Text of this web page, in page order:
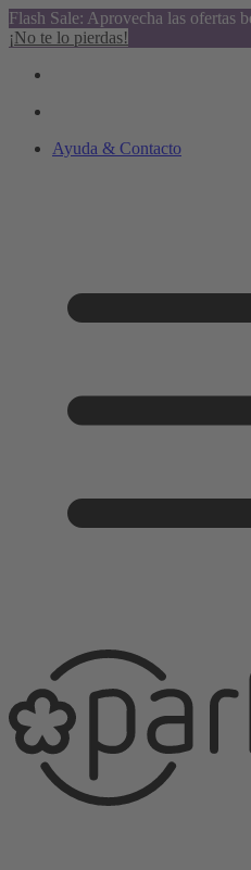
Flash Sale: Aprovecha las ofertas
¡No te lo pierdas!
Ayuda & Contacto